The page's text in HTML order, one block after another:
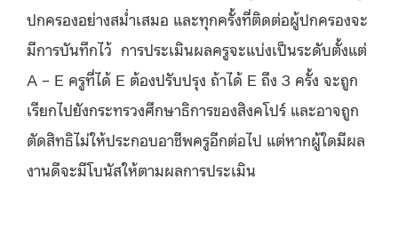
ปกครองอย่างสม่ำเสมอ และทุกครั้งที่ติดต่อผู้ปกครองจะ
มีการบันทึกไว้ การประเมินผลครูจะแบ่งเป็นระดับตั้งแต่
A – E ครูที่ได้ E ต้องปรับปรุง ถ้าได้ E ถึง 3 ครั้ง จะถูก
เรียกไปยังกระทรวงศึกษาธิการของสิงคโปร์ และอาจถูก
ตัดสิทธิไม่ให้ประกอบอาชีพครูอีกต่อไป แต่หากผู้ใดมีผล
งานดีจะมีโบนัสให้ตามผลการประเมิน